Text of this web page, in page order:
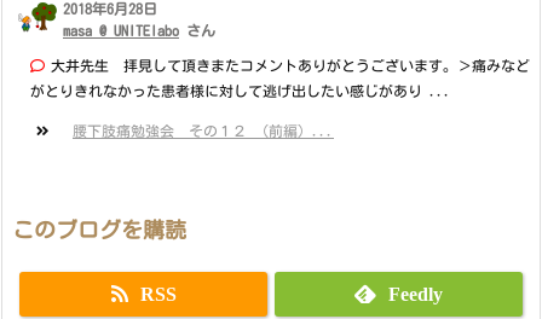
2018年6月28日
masa @ UNITElabo さん
大井先生 拝見して頂きまたコメントありがとうございます。＞痛みなど
がとりきれなかった患者様に対して逃げ出したい感じがあり ...
腰下肢痛勉強会 その１２ （前編）...
このブログを購読
RSS Feedly